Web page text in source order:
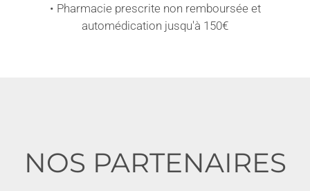
• Pharmacie prescrite non remboursée et
automédication jusqu'à 150€
NOS PARTENAIRES